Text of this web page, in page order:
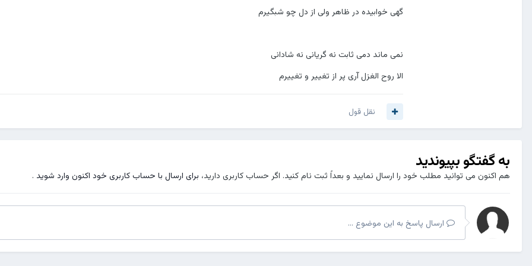
گهی خوابیده در ظاهر ولی از دل چو شبگیرم
نمی ماند دمی ثابت نه گریانی نه شادانی
الا روح الغزل آری پر از تغییر و تغییرم
نقل قول
به گفتگو بپیوندید
هم اکنون می توانید مطلب خود را ارسال نمایید و بعداً ثبت نام کنید. اگر حساب کاربری دارید، برای ارسال با حساب کاربری خود اکنون وارد شوید .
ارسال پاسخ به این موضوع ...